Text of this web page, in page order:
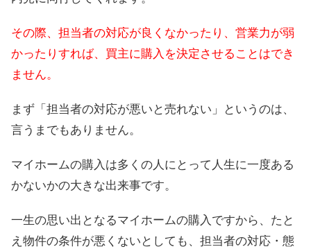
その際、担当者の対応が良くなかったり、営業力が弱
かったりすれば、買主に購入を決定させることはでき
ません。
まず「担当者の対応が悪いと売れない」というのは、
言うまでもありません。
マイホームの購入は多くの人にとって人生に一度ある
かないかの大きな出来事です。
一生の思い出となるマイホームの購入ですから、たと
え物件の条件が悪くないとしても、担当者の対応・態